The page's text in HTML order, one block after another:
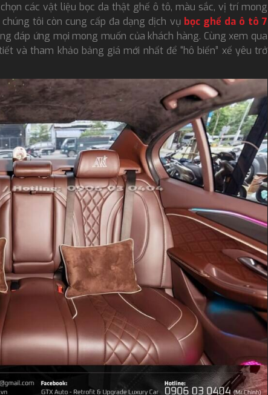
các vật liệu bọc da thật ghế ô tô, màu sắc, vị trí mong
tôi còn cung cấp đa dạng dịch vụ bọc ghế da ô tô 7
đáp ứng mọi mong muốn của khách hàng. Cùng xem qua
và tham khảo bảng giá mới nhất để “hô biến” xế yêu trở